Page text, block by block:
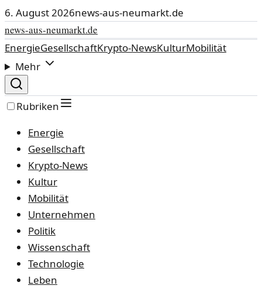
6. August 2026news-aus-neumarkt.de
news-aus-neumarkt.de
EnergieGesellschaftKrypto-NewsKulturMobilität
Mehr
Rubriken
Energie
Gesellschaft
Krypto-News
Kultur
Mobilität
Unternehmen
Politik
Wissenschaft
Technologie
Leben